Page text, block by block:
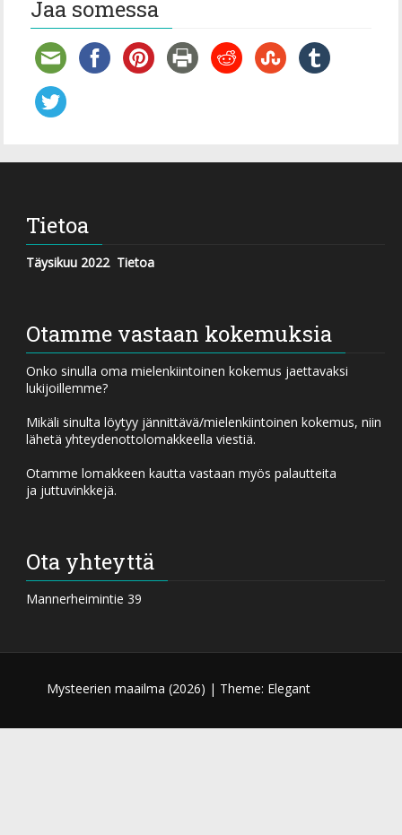
Jaa somessa
Tietoa
Täysikuu 2022 Tietoa
Otamme vastaan kokemuksia
Onko sinulla oma mielenkiintoinen kokemus jaettavaksi
lukijoillemme?
Mikäli sinulta löytyy jännittävä/mielenkiintoinen kokemus, niin
lähetä yhteydenottolomakkeella viestiä.
Otamme lomakkeen kautta vastaan myös palautteita
ja juttuvinkkejä.
Ota yhteyttä
Mannerheimintie 39
Mysteerien maailma (2026) | Theme: Elegant